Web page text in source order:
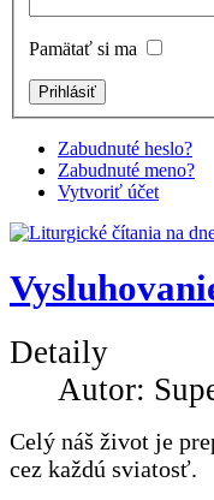
Pamätať si ma
Zabudnuté heslo?
Zabudnuté meno?
Vytvoriť účet
Detaily
Autor:
Celý náš život je
cez každú sviatosť.